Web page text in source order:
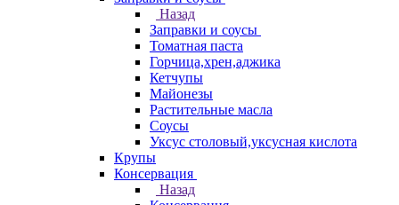
Назад
Заправки и соусы
Томатная паста
Горчица,хрен,аджика
Кетчупы
Майонезы
Растительные масла
Соусы
Уксус столовый,уксусная кислота
Крупы
Консервация
Назад